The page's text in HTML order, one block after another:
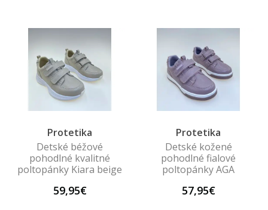
Protetika
Detské béžové
pohodlné kvalitné
poltopánky Kiara beige
59,95€
Protetika
Detské kožené
pohodlné fialové
poltopánky AGA
57,95€